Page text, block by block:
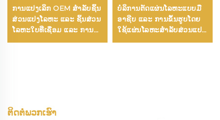
ການແປງເລິກ OEM ສຳລັບຊິ້ນ
ສ່ວນແປງໂລຫະ ແລະ ຊິ້ນສ່ວນ
ໂລຫະໃບທີ່ເຊື່ອມ ແລະ ການ
ແປງຊິ້ນສ່ວນໂລຫະທີ່ຊຸບ
ບໍລິການຕັດແຜ່ນໂລຫະແບບມື
ອາຊີບ ແລະ ການຂຶ້ນຮູບໂດຍ
ໃຊ້ແຜ່ນໂລຫະສໍາລັບສ່ວນແປດັ້
ງສະເພາະຕາມຄວາມຕ້ອງການ
ຕິດຕໍ່ພວກເຮົາ